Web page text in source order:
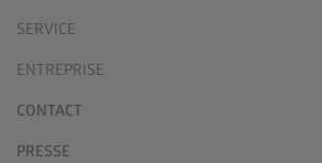
SERVICE
ENTREPRISE
CONTACT
PRESSE